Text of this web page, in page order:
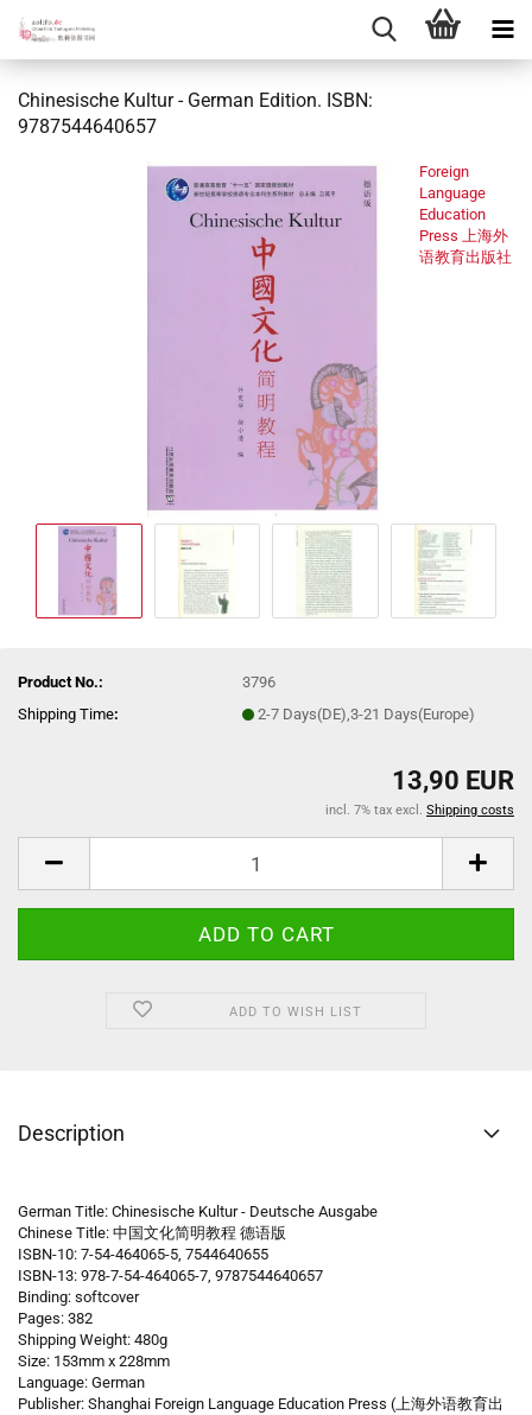
Chinesische Kultur - German Edition. ISBN:
9787544640657
Foreign
Language
Education
Press 上海外
语教育出版社
Product No.:
3796
Shipping Time: 2-7 Days(DE),3-21 Days(Europe)
13,90 EUR
incl. 7% tax excl. Shipping costs
ADD TO WISH LIST
Description
German Title: Chinesische Kultur - Deutsche Ausgabe
Chinese Title: 中国文化简明教程 德语版
ISBN-10: 7-54-464065-5, 7544640655
ISBN-13: 978-7-54-464065-7, 9787544640657
Binding: softcover
Pages: 382
Shipping Weight: 480g
Size: 153mm x 228mm
Language: German
Publisher: Shanghai Foreign Language Education Press (上海外语教育出